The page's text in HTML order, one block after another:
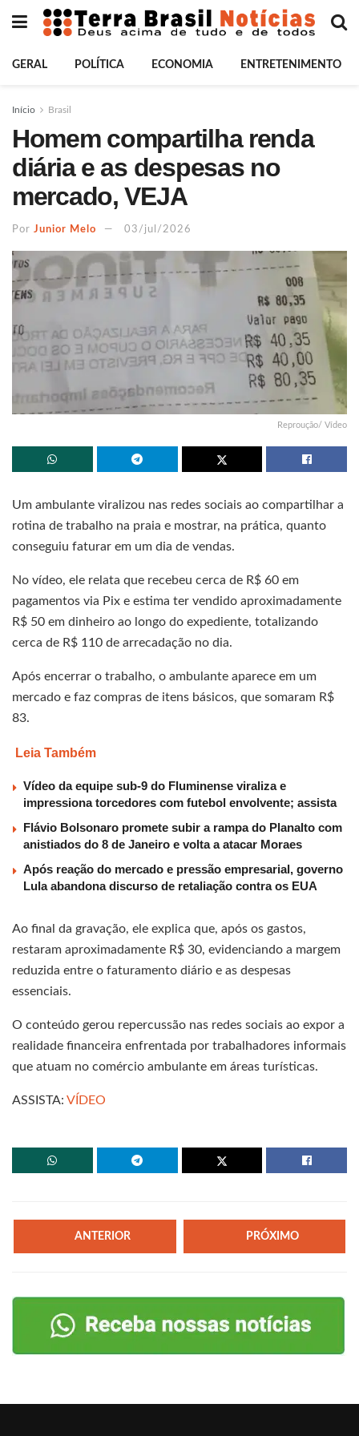
GERAL POLÍTICA ECONOMIA ENTRETENIMENTO
Início Brasil
Homem compartilha renda
diária e as despesas no
mercado, VEJA
Por Junior Melo 03/jul/2026
Reproução/ Vídeo
Um ambulante viralizou nas redes sociais ao compartilhar a
rotina de trabalho na praia e mostrar, na prática, quanto
conseguiu faturar em um dia de vendas.
No vídeo, ele relata que recebeu cerca de R$ 60 em
pagamentos via Pix e estima ter vendido aproximadamente
R$ 50 em dinheiro ao longo do expediente, totalizando
cerca de R$ 110 de arrecadação no dia.
Após encerrar o trabalho, o ambulante aparece em um
mercado e faz compras de itens básicos, que somaram R$
83.
Leia Também
Vídeo da equipe sub-9 do Fluminense viraliza e
impressiona torcedores com futebol envolvente; assista
Flávio Bolsonaro promete subir a rampa do Planalto com
anistiados do 8 de Janeiro e volta a atacar Moraes
Após reação do mercado e pressão empresarial, governo
Lula abandona discurso de retaliação contra os EUA
Ao final da gravação, ele explica que, após os gastos,
restaram aproximadamente R$ 30, evidenciando a margem
reduzida entre o faturamento diário e as despesas
essenciais.
O conteúdo gerou repercussão nas redes sociais ao expor a
realidade financeira enfrentada por trabalhadores informais
que atuam no comércio ambulante em áreas turísticas.
ASSISTA: VÍDEO
ANTERIOR PRÓXIMO